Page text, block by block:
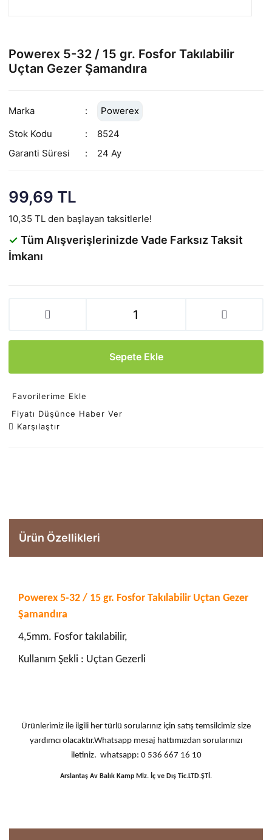
Powerex 5-32 / 15 gr. Fosfor Takılabilir
Uçtan Gezer Şamandıra
Marka
Powerex
Stok Kodu
8524
Garanti Süresi
24 Ay
99,69 TL
10,35 TL den başlayan taksitlerle!
✓ Tüm Alışverişlerinizde Vade Farksız Taksit
İmkanı
Sepete Ekle
Favorilerime Ekle
Fiyatı Düşünce Haber Ver
Karşılaştır
Ürün Özellikleri
Powerex 5-32 / 15 gr. Fosfor Takılabilir Uçtan Gezer
Şamandıra
4,5mm. Fosfor takılabilir,
Kullanım Şekli : Uçtan Gezerli
Ürünlerimiz ile ilgili her türlü sorularınız için satış temsilcimiz size
yardımcı olacaktır.Whatsapp mesaj hattımızdan sorularınızı
iletiniz. whatsapp: 0 536 667 16 10
Arslantaş Av Balık Kamp Mlz. İç ve Dış Tic.LTD.ŞTİ.